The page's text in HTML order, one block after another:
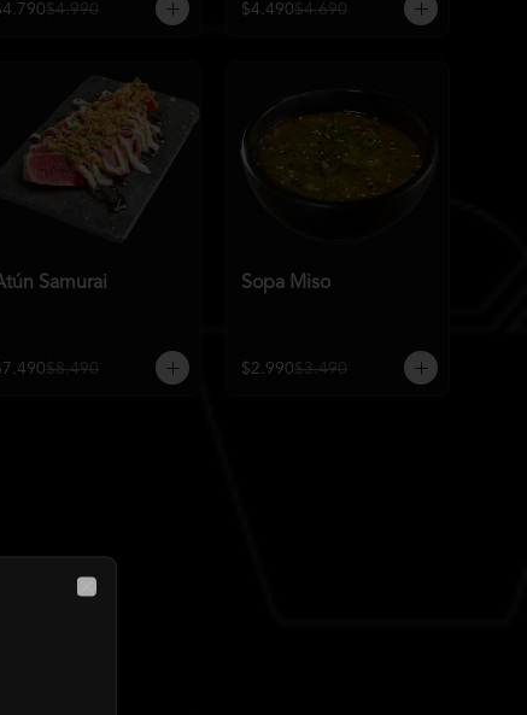
$4.990 $4.490$4.690
Samurai
$8.490
Sopa Miso
$2.990$3.490